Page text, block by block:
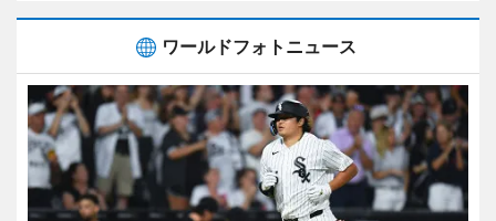
ワールドフォトニュース